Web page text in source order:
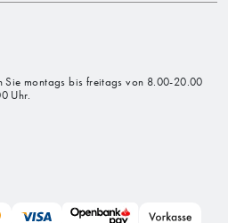
Sie montags bis freitags von 8.00-20.00
Uhr.